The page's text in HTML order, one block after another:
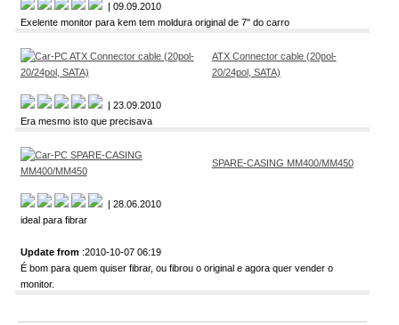
| 09.09.2010
Exelente monitor para kem tem moldura original de 7" do carro
ATX Connector cable (20pol-
20/24pol, SATA)
| 23.09.2010
Era mesmo isto que precisava
SPARE-CASING MM400/MM450
| 28.06.2010
ideal para fibrar
Update from :2010-10-07 06:19
É bom para quem quiser fibrar, ou fibrou o original e agora quer vender o
monitor.